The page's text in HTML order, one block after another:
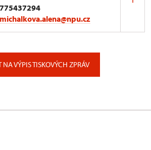
775437294
michalkova.alena@npu.cz
NA VÝPIS TISKOVÝCH ZPRÁV